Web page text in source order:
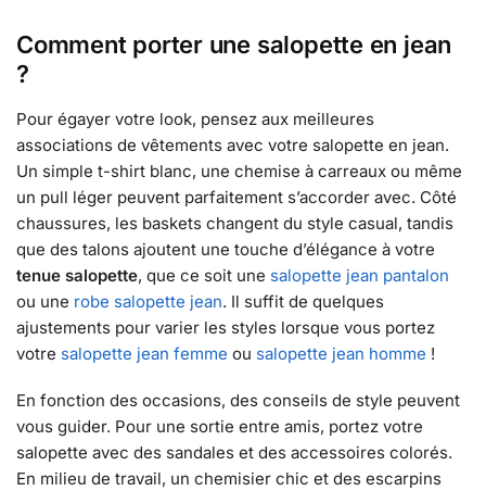
Comment porter une salopette en jean
?
Pour égayer votre look, pensez aux meilleures
associations de vêtements avec votre salopette en jean.
Un simple t-shirt blanc, une chemise à carreaux ou même
un pull léger peuvent parfaitement s’accorder avec. Côté
chaussures, les baskets changent du style casual, tandis
que des talons ajoutent une touche d’élégance à votre
tenue salopette, que ce soit une salopette jean pantalon
ou une robe salopette jean. Il suffit de quelques
ajustements pour varier les styles lorsque vous portez
votre salopette jean femme ou salopette jean homme !
En fonction des occasions, des conseils de style peuvent
vous guider. Pour une sortie entre amis, portez votre
salopette avec des sandales et des accessoires colorés.
En milieu de travail, un chemisier chic et des escarpins